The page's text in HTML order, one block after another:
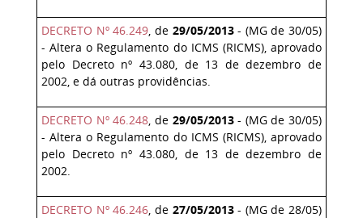
DECRETO Nº 46.249, de 29/05/2013- (MG de 30/05)
- Altera o Regulamento do ICMS (RICMS), aprovado
pelo Decreto nº 43.080, de 13 de dezembro de
2002, e dá outras providências.
DECRETO Nº 46.248, de 29/05/2013- (MG de 30/05)
- Altera o Regulamento do ICMS (RICMS), aprovado
pelo Decreto nº 43.080, de 13 de dezembro de
2002.
DECRETO Nº 46.246, de 27/05/2013- (MG de 28/05)